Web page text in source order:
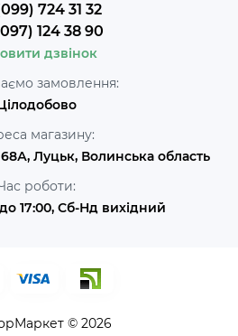
724 31 32
124 38 90
дзвінок
замовлення:
магазину:
Луцьк, Волинська область
роботи:
17:00, Сб-Нд вихідний
© 2026